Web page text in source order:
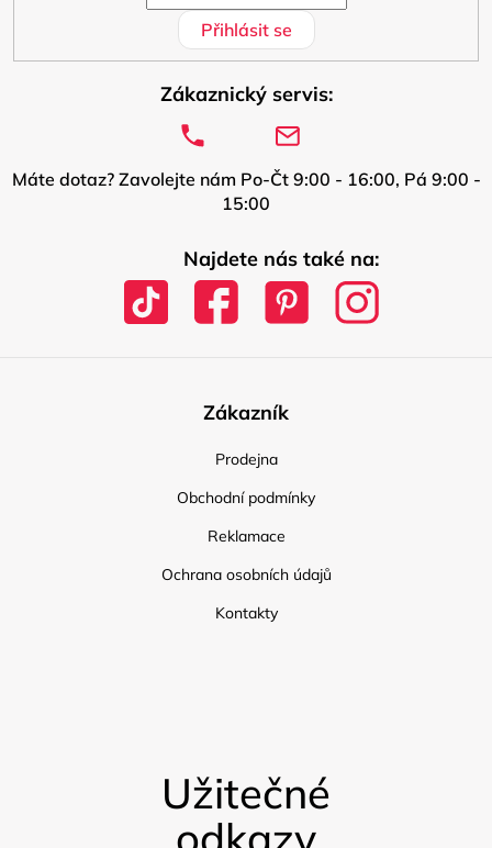
Přihlásit se
Zákaznický servis:
Máte dotaz? Zavolejte nám Po-Čt 9:00 - 16:00, Pá 9:00 -
15:00
Najdete nás také na:
Zákazník
Prodejna
Obchodní podmínky
Reklamace
Ochrana osobních údajů
Kontakty
Užitečné